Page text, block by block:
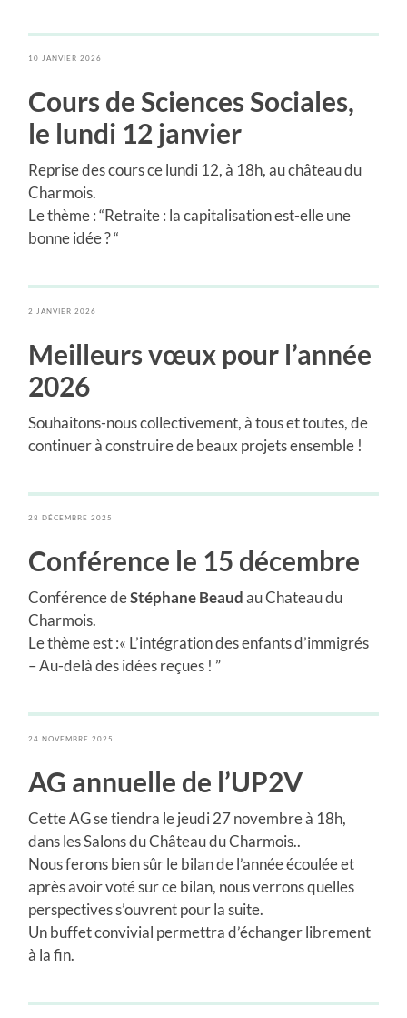
10 JANVIER 2026
Cours de Sciences Sociales,
le lundi 12 janvier
Reprise des cours ce lundi 12, à 18h, au château du
Charmois.
Le thème : “Retraite : la capitalisation est-elle une
bonne idée ? “
2 JANVIER 2026
Meilleurs vœux pour l’année
2026
Souhaitons-nous collectivement, à tous et toutes, de
continuer à construire de beaux projets ensemble !
28 DÉCEMBRE 2025
Conférence le 15 décembre
Conférence deStéphane Beaudau Chateau du
Charmois.
Le thème est :« L’intégration des enfants d’immigrés
– Au-delà des idées reçues ! ”
24 NOVEMBRE 2025
AG annuelle de l’UP2V
Cette AG se tiendra le jeudi 27 novembre à 18h,
dans les Salons du Château du Charmois..
Nous ferons bien sûr le bilan de l’année écoulée et
après avoir voté sur ce bilan, nous verrons quelles
perspectives s’ouvrent pour la suite.
Un buffet convivial permettra d’échanger librement
à la fin.